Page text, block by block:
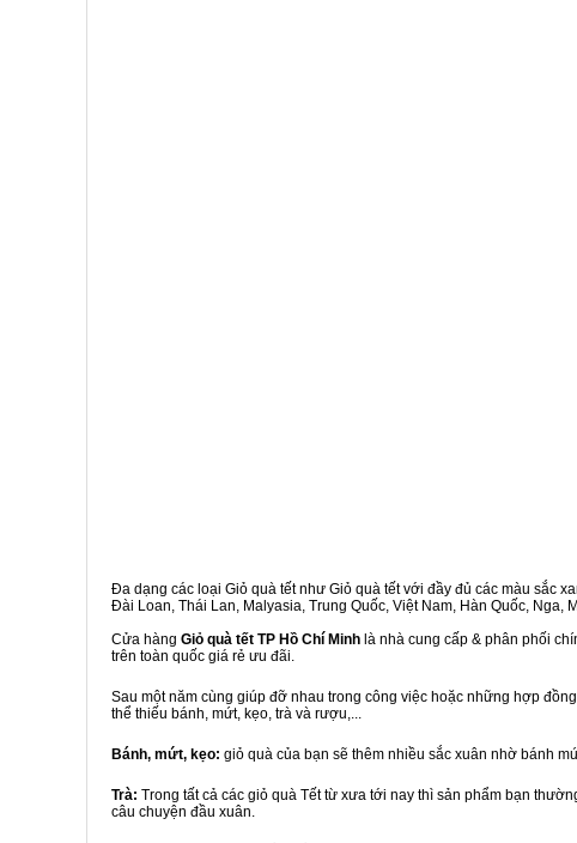
Đa dạng các loại Giỏ quà tết như Giỏ quà tết với đầy đủ các màu sắc
Đài Loan, Thái Lan, Malyasia, Trung Quốc, Việt Nam, Hàn Quốc, Nga,
Cửa hàng Giỏ quà tết TP Hồ Chí Minh là nhà cung cấp & phân phối
trên toàn quốc giá rẻ ưu đãi.
Sau một năm cùng giúp đỡ nhau trong công việc hoặc những hợp
thể thiếu bánh, mứt, kẹo, trà và rượu,...
Bánh, mứt, kẹo: giỏ quà của bạn sẽ thêm nhiều sắc xuân nhờ bánh
Trà: Trong tất cả các giỏ quà Tết từ xưa tới nay thì sản phẩm bạn
câu chuyện đầu xuân.